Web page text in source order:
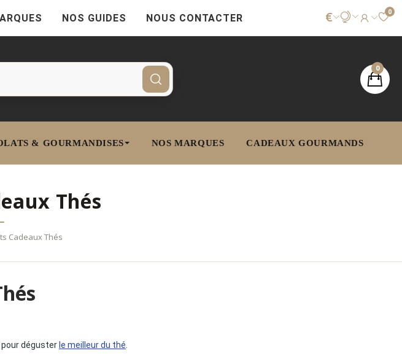
NOS GUIDES NOUS CONTACTER € 0
0
& GOURMANDISES NOS MARQUES CADEAUX GOURMANDS
Thés
Cadeaux Thés
déguster le meilleur du thé